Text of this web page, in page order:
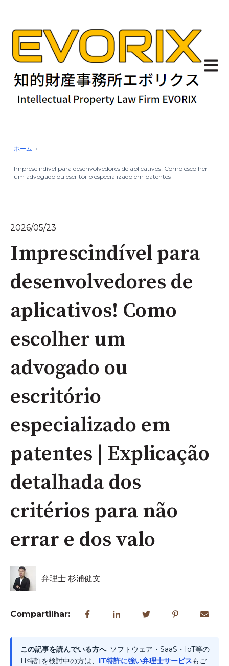
Abrir
ホーム
Imprescindível para desenvolvedores de aplicativos! Como escolher
um advogado ou escritório especializado em patentes
2026/05/23
Imprescindível para
desenvolvedores de
aplicativos! Como
escolher um
advogado ou
escritório
especializado em
patentes | Explicação
detalhada dos
critérios para não
errar e dos valo
弁理士 杉浦健文
Compartilhar:
この記事を読んでいる方へ: ソフトウェア・SaaS・IoT等の
IT特許を検討中の方は、 IT特許に強い弁理士サービスもご